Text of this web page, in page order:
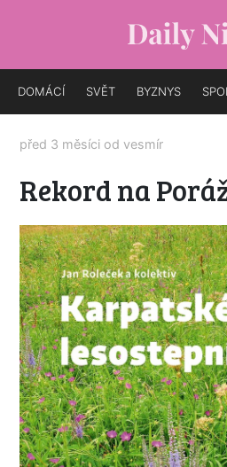
DOMÁCÍ SVĚT BYZNYS
před 3 měsíci od vesmír
Rekord na